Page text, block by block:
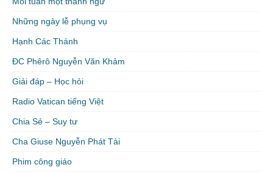
Những ngày lễ phụng vụ
Hạnh Các Thánh
ĐC Phêrô Nguyễn Văn Khảm
Giải đáp – Học hỏi
Radio Vatican tiếng Việt
Chia Sẻ – Suy tư
Cha Giuse Nguyễn Phát Tài
Phim công giáo